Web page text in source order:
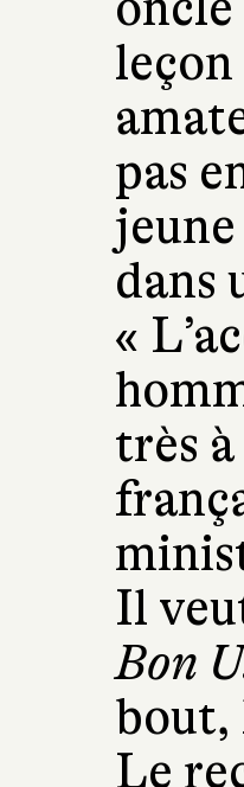
leçon
pas
dans
«
très
Il
Bon
bout,
Le